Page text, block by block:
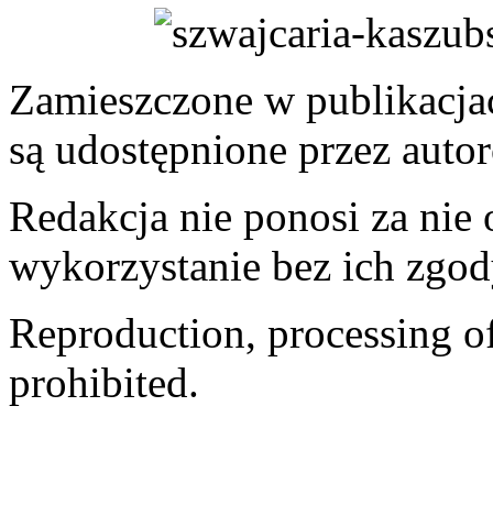
Zamieszczone w
są udostępnione przez
Redakcja nie ponosi za
wykorzystanie bez ich
Reproduction, processing
prohibited.